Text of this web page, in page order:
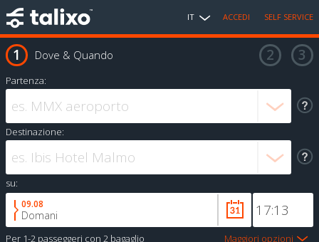
IT ACCEDI SELF SERVICE
Dove & Quando
Partenza:
Destinazione:
su:
09.08
Domani
Per 1-2 passeggeri con 2 bagaglio Maggiori opzioni